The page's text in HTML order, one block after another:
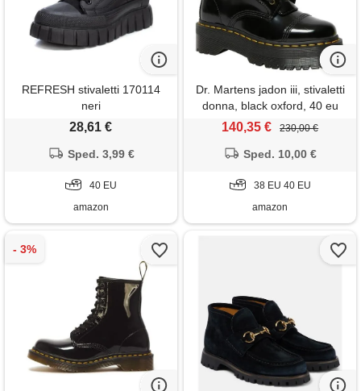
REFRESH stivaletti 170114
neri
28,61 €
Sped. 3,99 €
40 EU
amazon
Dr. Martens jadon iii, stivaletti
donna, black oxford, 40 eu
140,35 € 230,00 €
Sped. 10,00 €
38 EU 40 EU
amazon